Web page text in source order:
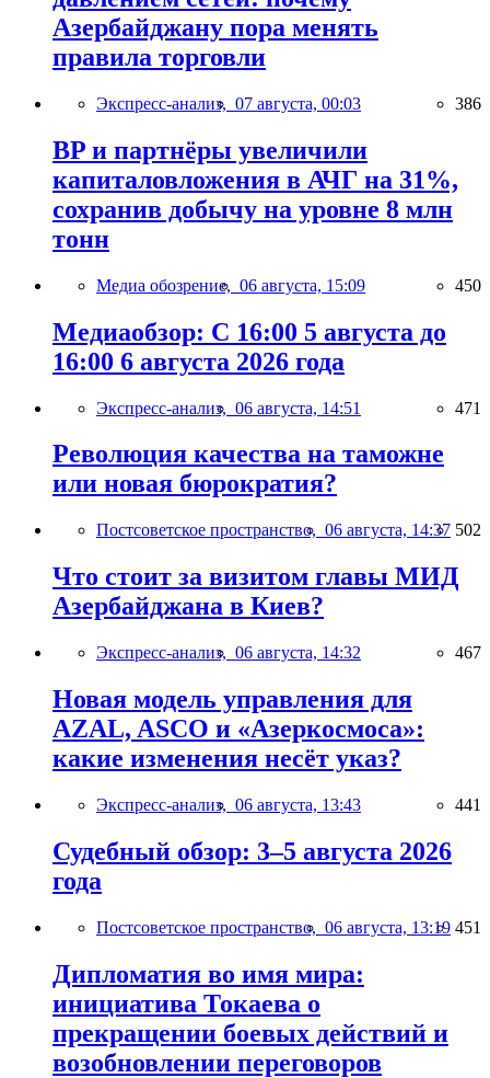
Азербайджану пора менять
правила торговли
Экспресс-анализ, 07 августа, 00:03 386
BP и партнёры увеличили
капиталовложения в АЧГ на 31%,
сохранив добычу на уровне 8 млн
тонн
Медиа обозрение, 06 августа, 15:09 450
Медиаобзор: С 16:00 5 августа до
16:00 6 августа 2026 года
Экспресс-анализ, 06 августа, 14:51 471
Революция качества на таможне
или новая бюрократия?
Постсоветское пространство, 06 августа, 14:37 502
Что стоит за визитом главы МИД
Азербайджана в Киев?
Экспресс-анализ, 06 августа, 14:32 467
Новая модель управления для
AZAL, ASCO и «Азеркосмоса»:
какие изменения несёт указ?
Экспресс-анализ, 06 августа, 13:43 441
Судебный обзор: 3–5 августа 2026
года
Постсоветское пространство, 06 августа, 13:19 451
Дипломатия во имя мира:
инициатива Токаева о
прекращении боевых действий и
возобновлении переговоров